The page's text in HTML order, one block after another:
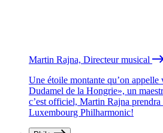
Martin Rajna, Directeur musical
Une étoile montante qu’on
Dudamel de la Hongrie», un
c’est officiel, Martin Rajna prendra
Luxembourg Philharmonic!